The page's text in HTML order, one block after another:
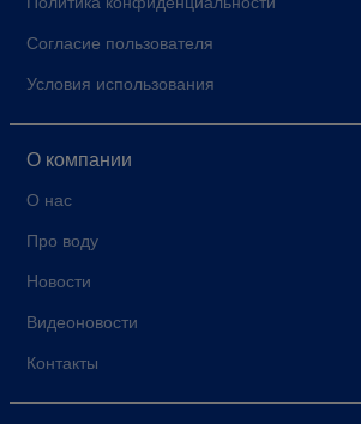
Согласие пользователя
Условия использования
О компании
О нас
Про воду
Новости
Видеоновости
Контакты